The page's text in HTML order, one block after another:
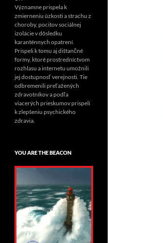
Významne prispela k
zmierneniu úzkosti a strachu z
choroby, pocitov sociálnej
izolácie v dôsledku
karanténnych opatrení.
Prispeli k tomu aj dištančné
formy, ktoré prostredníctvom
rozhlasu a internetu umožnili
jej dostupnosť verejnosti. Tie
odbremenili preťažených
zdravotníkov a podľa
viacerých prieskumov prispeli
k zlepšeniu psychického
zdravia.
YOU ARE THE BEACON